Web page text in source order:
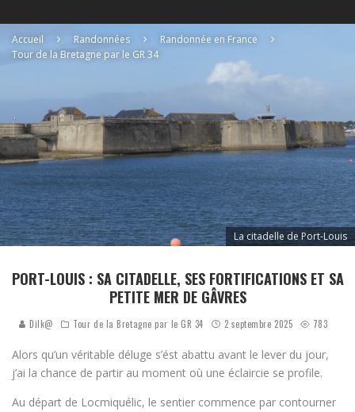
Accueil Randonnées
Randonnée en France
Tour de la Bretagne par le GR 34
La citadelle de Port-Louis
PORT-LOUIS : SA CITADELLE, SES FORTIFICATIONS ET SA
PETITE MER DE GÂVRES
Dilk@ Tour de la Bretagne par le GR 34 2 septembre 2025 783
Alors qu’un véritable déluge s’ést abattu avant le lever du jour,
j’ai la chance de partir au moment où une éclaircie se profile.
Au départ de Locmiquélic, le sentier commence par contourner